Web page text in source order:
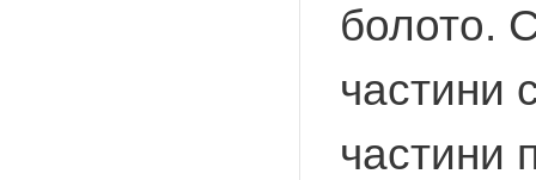
болото.
частини
частини